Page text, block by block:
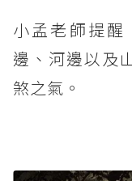
小孟老師提
邊、河邊以及
煞之氣。